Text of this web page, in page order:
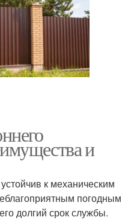
и
к механическим
погодным
долгий срок службы.